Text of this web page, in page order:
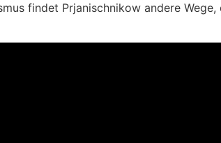
findet Prjanischnikow andere